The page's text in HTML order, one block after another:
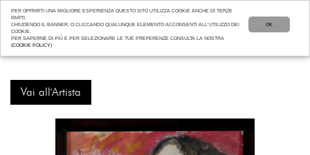
OK
PER OFFRIRTI UNA MIGLIORE ESPERIENZA QUESTO SITO UTILIZZA COOKIE ANCHE DI TERZE
PARTI.
CHIUDENDO IL BANNER, O CLICCANDO QUALUNQUE ELEMENTO ACCONSENTI ALL’UTILIZZO DEI
COOKIE.
PER SAPERNE DI PIÙ E PER SELEZIONARE LE TUE PREFERENZE CONSULTA LA NOSTRA
(COOKIE POLICY)
Vai all'Artista